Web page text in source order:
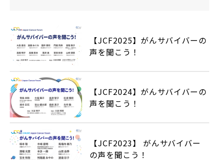
【JCF2025】がんサバイバーの
声を聞こう！
【JCF2024】がんサバイバーの
声を聞こう！
【JCF2023】 がんサバイバー
の声を聞こう！